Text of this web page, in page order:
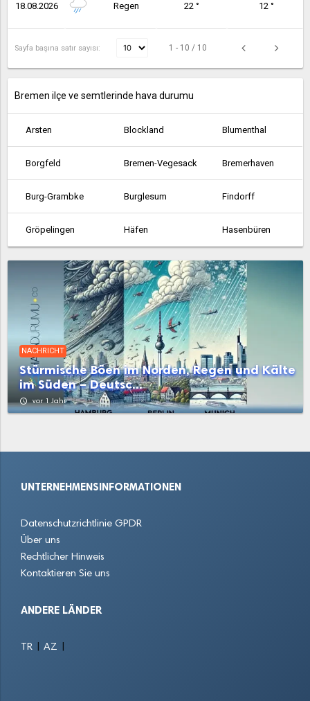
18.08.2026 Regen 22 ° 12 °
Sayfa başına satır sayısı: 1 - 10 / 10
Bremen ilçe ve semtlerinde hava durumu
Arsten Blockland Blumenthal
Borgfeld Bremen-Vegesack Bremerhaven
Burg-Grambke Burglesum Findorff
Gröpelingen Häfen Hasenbüren
Hemelingen Horn-Lehe Huchting
Lehe Leherheide Lesum
Mitte Neustadt Oberneuland
Obervieland Osterholz Östliche Vorstadt
Schwachhausen Seehausen
NACHRICHT
Stürmische Böen im Norden, Regen und Kälte
im Süden – Deutsc...
access_time vor 1 Jahr
UNTERNEHMENSINFORMATIONEN
Datenschutzrichtlinie GPDR
Über uns
Rechtlicher Hinweis
Kontaktieren Sie uns
ANDERE LÄNDER
TR AZ